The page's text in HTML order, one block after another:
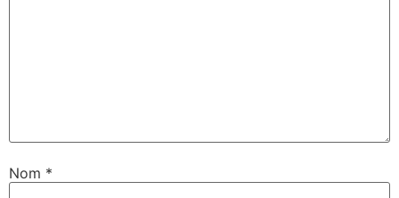
Nom *